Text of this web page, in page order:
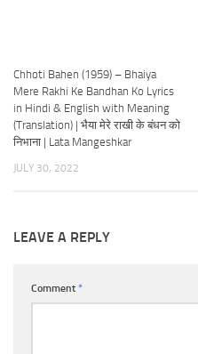
Chhoti Bahen (1959) – Bhaiya
Mere Rakhi Ke Bandhan Ko Lyrics
in Hindi & English with Meaning
(Translation) | भैया मेरे राखी के बंधन को
निभाना | Lata Mangeshkar
JULY 30, 2022
LEAVE A REPLY
Comment *